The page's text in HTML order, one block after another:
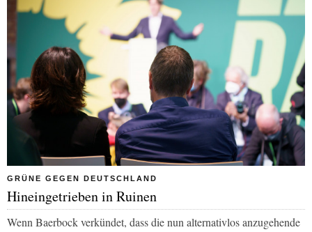
GRÜNE GEGEN DEUTSCHLAND
Hineingetrieben in Ruinen
Wenn Baerbock verkündet, dass die nun alternativlos anzugehende